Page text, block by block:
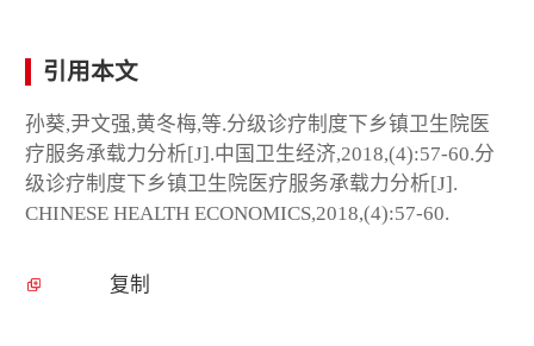
引用本文
孙葵,尹文强,黄冬梅,等.分级诊疗制度下乡镇卫生院医
疗服务承载力分析[J].中国卫生经济,2018,(4):57-60.分
级诊疗制度下乡镇卫生院医疗服务承载力分析[J].
CHINESE HEALTH ECONOMICS,2018,(4):57-60.
复制